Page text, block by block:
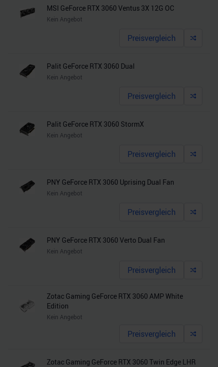
MSI GeForce RTX 3060 Ventus 3X 12G OC
Kein Angebot
Preisvergleich
Palit GeForce RTX 3060 Dual
Kein Angebot
Preisvergleich
Palit GeForce RTX 3060 StormX
Kein Angebot
Preisvergleich
PNY GeForce RTX 3060 Uprising Dual Fan
Kein Angebot
Preisvergleich
PNY GeForce RTX 3060 Verto Dual Fan
Kein Angebot
Preisvergleich
Zotac Gaming GeForce RTX 3060 AMP White
Edition
Kein Angebot
Preisvergleich
Zotac Gaming GeForce RTX 3060 Twin Edge LHR